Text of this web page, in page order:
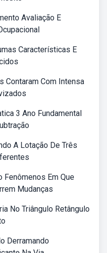
Avaliação E
Características E
Contaram Com Intensa
3 Ano Fundamental
A Lotação De Três
Fenômenos Em Que
Mudanças
No Triângulo Retângulo
Derramando